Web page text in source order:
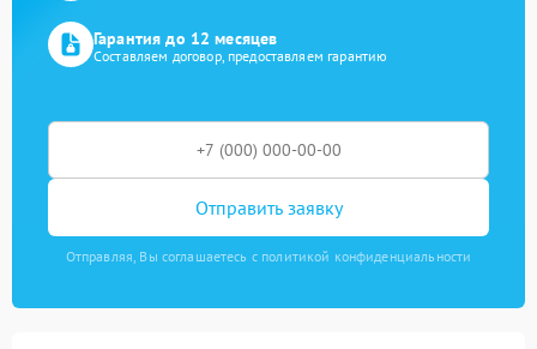
Гарантия до 12 месяцев
Составляем договор, предоставляем гарантию
Отправить заявку
Отправляя, Вы соглашаетесь с политикой конфиденциальности